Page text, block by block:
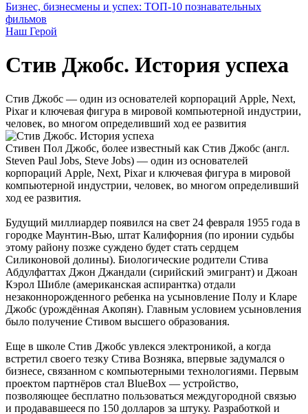
Бизнес, бизнесмены и успех: ТОП-10 познавательных
фильмов
Наш Герой
Стив Джобс. История успеха
Стив Джобс — один из основателей корпораций Apple, Next,
Pixar и ключевая фигура в мировой компьютерной индустрии,
человек, во многом определивший ход ее развития
Стивен Пол Джобс, более известный как Стив Джобс (англ.
Steven Paul Jobs, Steve Jobs) — один из основателей
корпораций Apple, Next, Pixar и ключевая фигура в мировой
компьютерной индустрии, человек, во многом определивший
ход ее развития.
Будущий миллиардер появился на свет 24 февраля 1955 года в
городке Маунтин-Вью, штат Калифорния (по иронии судьбы
этому району позже суждено будет стать сердцем
Силиконовой долины). Биологические родители Стива
Абдулфаттах Джон Джандали (сирийский эмигрант) и Джоан
Кэрол Шибле (американская аспирантка) отдали
незаконнорожденного ребенка на усыновление Полу и Кларе
Джобс (урождённая Акопян). Главным условием усыновления
было получение Стивом высшего образования.
Еще в школе Стив Джобс увлекся электроникой, а когда
встретил своего тезку Стива Возняка, впервые задумался о
бизнесе, связанном с компьютерными технологиями. Первым
проектом партнёров стал BlueBox — устройство,
позволяющее бесплатно пользоваться междугородной связью
и продававшееся по 150 долларов за штуку. Разработкой и